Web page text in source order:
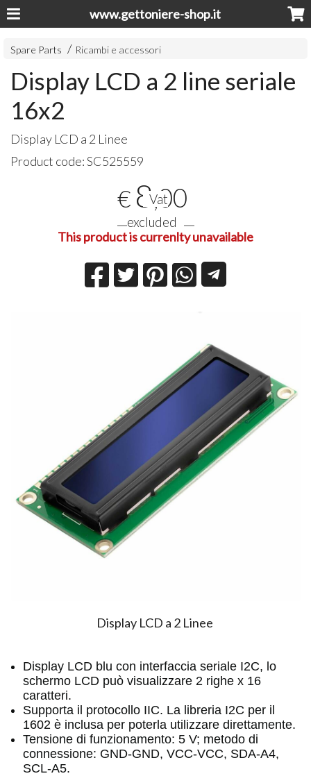
www.gettoniere-shop.it
Spare Parts Ricambi e accessori
Display LCD a 2 line seriale
16x2
Display LCD a 2 Linee
Product code:SC525559
€ 8,00
Vat
excluded
This product is currenlty unavailable
Display LCD a 2 Linee
Display LCD blu con interfaccia seriale I2C, lo
schermo LCD può visualizzare 2 righe x 16
caratteri.
Supporta il protocollo IIC. La libreria I2C per il
1602 è inclusa per poterla utilizzare direttamente.
Tensione di funzionamento: 5 V; metodo di
connessione: GND-GND, VCC-VCC, SDA-A4,
SCL-A5.